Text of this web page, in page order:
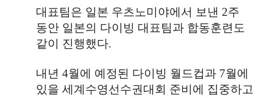
대표팀은 일본 우츠노미야에서 보낸 2주
동안 일본의 다이빙 대표팀과 합동훈련도
같이 진행했다.
내년4월에 예정된 다이빙 월드컵과 7월에
있을 세계수영선수권대회 준비에 집중하고